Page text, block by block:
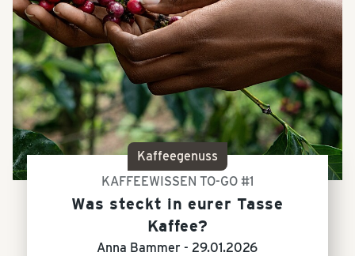
Kaffeegenuss
KAFFEEWISSEN TO-GO #1
Was steckt in eurer Tasse
Kaffee?
Anna Bammer - 29.01.2026